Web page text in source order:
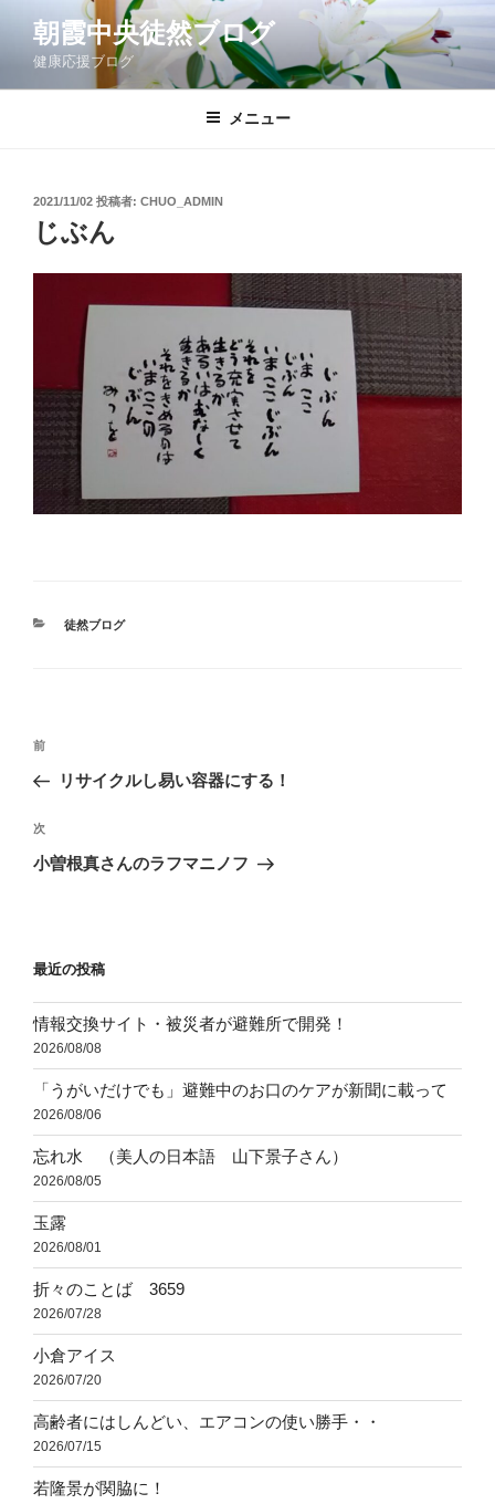
ン
朝霞中央徒然ブログ
健康応援ブログ
メニュー
投
稿
日:
2021/11/02 投稿者: CHUO_ADMIN
じぶん
カ
徒然ブログ
投
ナ
ビ
ゲ
ン
前
の
稿
前
リサイクルし易い容器にする！
次
の
次
小曽根真さんのラフマニノフ
最近の投稿
情報交換サイト・被災者が避難所で開発！
2026/08/08
「うがいだけでも」避難中のお口のケアが新聞に載って
2026/08/06
忘れ水 （美人の日本語 山下景子さん）
2026/08/05
玉露
2026/08/01
折々のことば 3659
2026/07/28
小倉アイス
2026/07/20
高齢者にはしんどい、エアコンの使い勝手・・
2026/07/15
若隆景が関脇に！